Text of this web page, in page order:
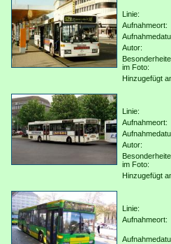
Linie:
Aufnahmeort:
Autor:
im Foto:
Hinzugefügt
Linie:
Aufnahmeort:
Autor:
im Foto:
Hinzugefügt
Linie:
Aufnahmeort: